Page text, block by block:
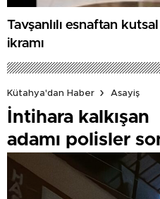
Tavşanlılı esnaftan
ikramı
Kütahya'dan Haber
Asayiş
İntihara kalkışan
adamı polisler